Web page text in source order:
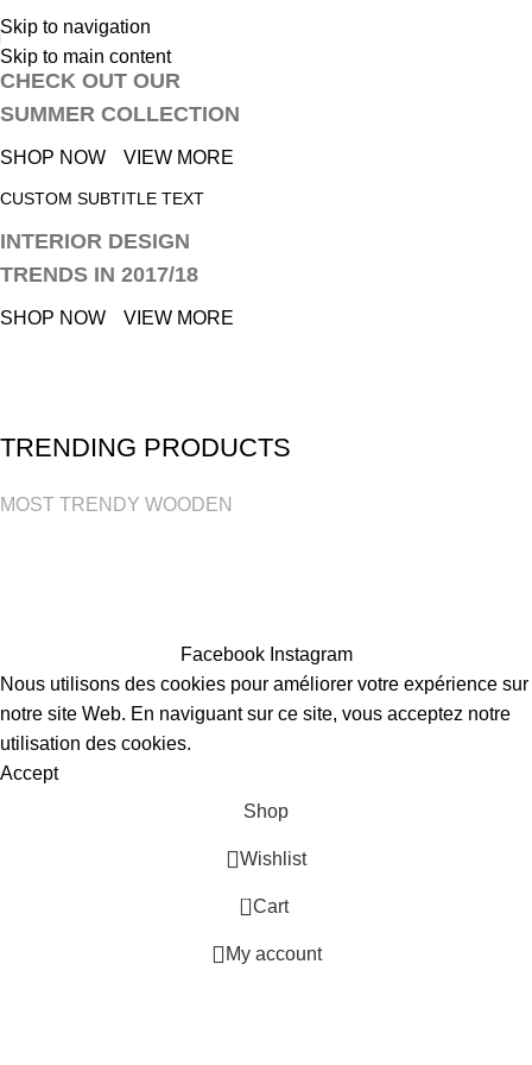
Skip to navigation
Skip to main content
CUSTOM SUBTITLE TEXT
CHECK OUT OUR
SUMMER COLLECTION
SHOP NOW VIEW MORE
CUSTOM SUBTITLE TEXT
INTERIOR DESIGN
TRENDS IN 2017/18
SHOP NOW VIEW MORE
TRENDING PRODUCTS
MOST TRENDY WOODEN
Facebook Instagram
Nous utilisons des cookies pour améliorer votre expérience sur
notre site Web. En naviguant sur ce site, vous acceptez notre
utilisation des cookies.
Accept
Shop
Wishlist
0 Cart
My account